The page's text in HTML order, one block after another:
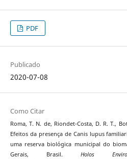
PDF
Publicado
2020-07-08
Como Citar
Roma, T. N. de, Riondet-Costa, D. R. T.,
Efeitos da presença de Canis lupus
uma reserva biológica municipal do
Gerais, Brasil. Holos